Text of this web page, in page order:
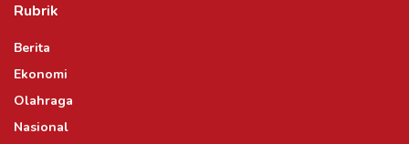
Rubrik
Berita
Ekonomi
Olahraga
Nasional